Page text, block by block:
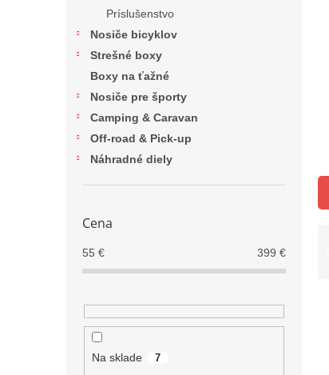
Príslušenstvo
Nosiče bicyklov
Strešné boxy
Boxy na ťažné
Nosiče pre športy
Camping & Caravan
Off-road & Pick-up
Náhradné diely
Cena
55 € 399 €
Na sklade 7